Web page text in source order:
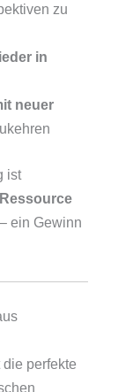
zu
in
neuer
ist
– ein Gewinn
die perfekte